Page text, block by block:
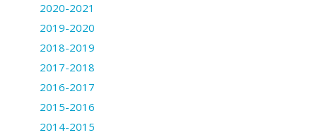
2020-2021
2019-2020
2018-2019
2017-2018
2016-2017
2015-2016
2014-2015